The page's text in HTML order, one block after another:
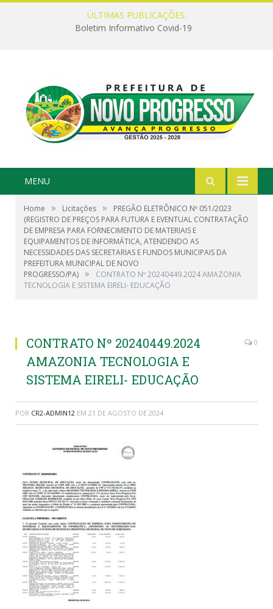
ÚLTIMAS PUBLICAÇÕES:
Boletim Informativo Covid-19
MENU
Home » Licitações »
PREGÃO ELETRÔNICO Nº 051/2023
(REGISTRO DE PREÇOS PARA FUTURA E EVENTUAL CONTRATAÇÃO
DE EMPRESA PARA FORNECIMENTO DE MATERIAIS E
EQUIPAMENTOS DE INFORMÁTICA, ATENDENDO AS
NECESSIDADES DAS SECRETARIAS E FUNDOS MUNICIPAIS DA
PREFEITURA MUNICIPAL DE NOVO
PROGRESSO/PA) »
CONTRATO Nº 20240449.2024 AMAZONIA
TECNOLOGIA E SISTEMA EIRELI- EDUCAÇÃO
CONTRATO Nº 20240449.2024
AMAZONIA TECNOLOGIA E
SISTEMA EIRELI- EDUCAÇÃO
0
POR CR2-ADMIN12 EM 21 DE AGOSTO DE 2024